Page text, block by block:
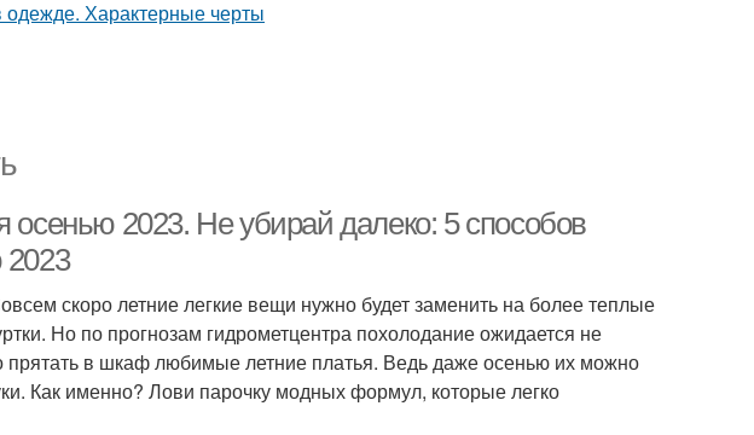
осенью 2023. Не убирай далеко: 5 способов
2023
скоро летние легкие вещи нужно будет заменить на более теплые
Но по прогнозам гидрометцентра похолодание ожидается не
прятать в шкаф любимые летние платья. Ведь даже осенью их можно
Как именно? Лови парочку модных формул, которые легко